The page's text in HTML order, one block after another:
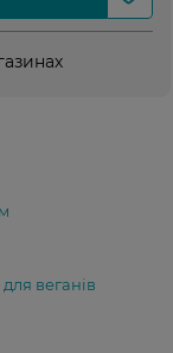
веганів